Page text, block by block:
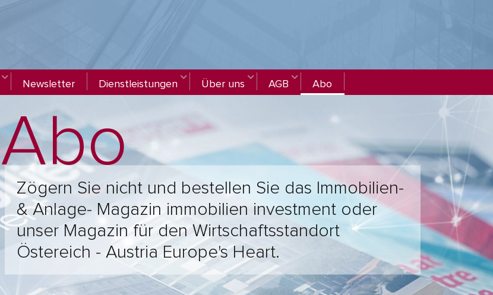
Newsletter Dienstleistungen Über uns AGB Abo
Abo
Zögern Sie nicht und bestellen Sie das Immobilien-
& Anlage- Magazin immobilien investment oder
unser Magazin für den Wirtschaftsstandort
Östereich - Austria Europe's Heart.